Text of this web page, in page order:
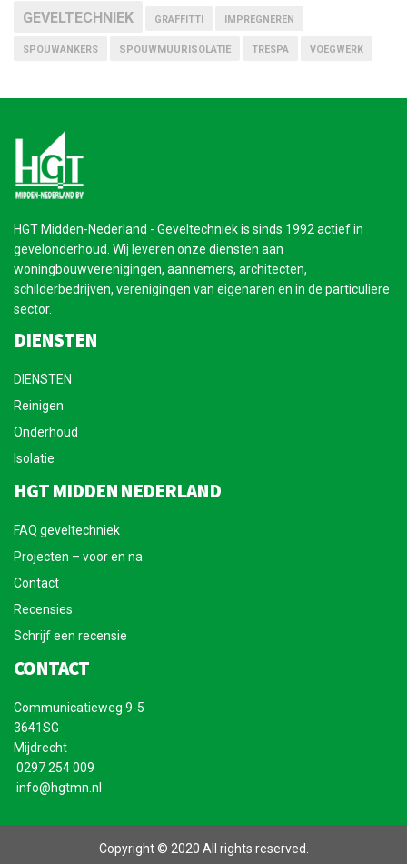
GEVELTECHNIEK GRAFFITTI IMPREGNEREN
SPOUWANKERS SPOUWMUURISOLATIE TRESPA VOEGWERK
HGT Midden-Nederland - Geveltechniek is sinds 1992 actief in
gevelonderhoud. Wij leveren onze diensten aan
woningbouwverenigingen, aannemers, architecten,
schilderbedrijven, verenigingen van eigenaren en in de particuliere
sector.
DIENSTEN
DIENSTEN
Reinigen
Onderhoud
Isolatie
HGT MIDDEN NEDERLAND
FAQ geveltechniek
Projecten – voor en na
Contact
Recensies
Schrijf een recensie
CONTACT
Communicatieweg 9-5
3641SG
Mijdrecht
0297 254 009
info@hgtmn.nl
Copyright © 2020 All rights reserved.